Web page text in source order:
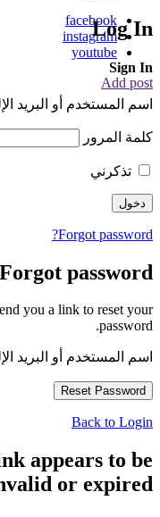
facebook
instagram
youtube
Add post
Log In
Sign In
اسم المستخدم أو البريد
كلمة المرور
تذكرني
Forgot password?
Forgot password?
you a link to reset your
password.
اسم المستخدم أو البريد
Back to Login
appears to be
or expired.